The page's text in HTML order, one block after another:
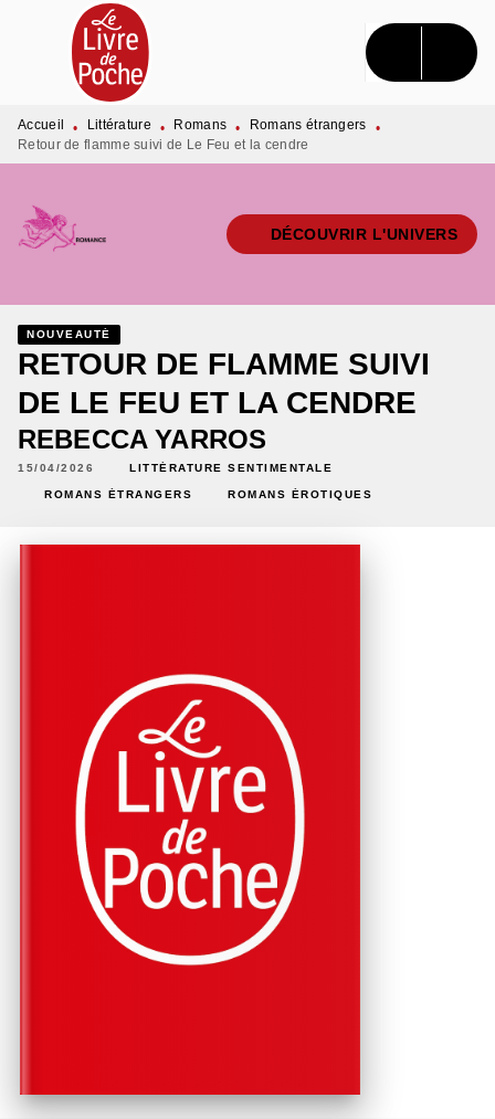
MENU RECHERCHE CONTENU
PIED DE PAGE
Accueil • Littérature • Romans • Romans étrangers
•
Retour de flamme suivi de Le Feu et la cendre
DÉCOUVRIR L'UNIVERS
NOUVEAUTÉ
RETOUR DE FLAMME SUIVI
DE LE FEU ET LA CENDRE
REBECCA YARROS
15/04/2026 LITTÉRATURE SENTIMENTALE
ROMANS ÉTRANGERS ROMANS ÉROTIQUES